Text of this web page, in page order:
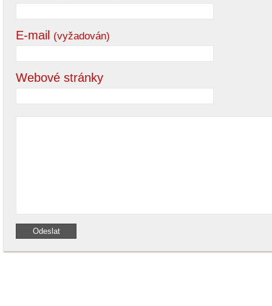
E-mail (vyžadován)
Webové stránky